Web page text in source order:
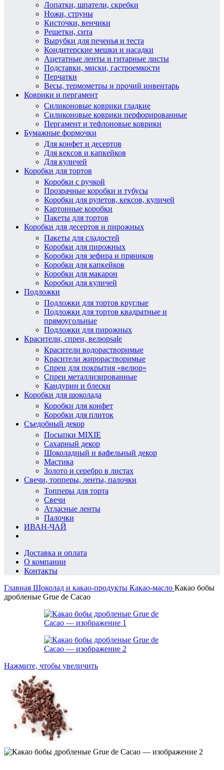
Лопатки, шпатели, скребки
Ножи, струны
Кисточки, венчики
Решетки, сита
Вырубки для печенья и теста
Кондитерские мешки и насадки
Ацетатные ленты и гитарные листы
Подставки, миски, гастроемкости
Перчатки
Весы, термометры и прочий инвентарь
Коврики и пергамент
Силиконовые коврики гладкие
Силиконовые коврики перфорированные
Пергамент и тефлоновые коврики
Бумажные формочки
Для конфет и десертов
Для кексов и капкейков
Для куличей
Коробки для тортов
Коробки с ручкой
Прозрачные коробки и тубусы
Коробки для рулетов, кексов, куличей
Картонные коробки
Пакеты для тортов
Коробки для десертов и пирожных
Пакеты для сладостей
Коробки для пирожных
Коробки для зефира и пряников
Коробки для капкейков
Коробки для макарон
Коробки для куличей
Подложки
Подложки для тортов круглые
Подложки для тортов квадратные и
прямоугольные
Подложки для пирожных
Красители, спреи, велюрsale
Красители водорастворимые
Красители жирорастворимые
Спреи для покрытия «велюр»
Спреи металлизированные
Кандурин и блески
Коробки для шоколада
Коробки для конфет
Коробки для плиток
Съедобный декор
Посыпки MIXIE
Сахарный декор
Шоколадный и вафельный декор
Мастика
Золото и серебро в листах
Свечи, топперы, ленты, палочки
Топперы для торта
Свечи
Атласные ленты
Палочки
ИВАН-ЧАЙ
Доставка и оплата
О компании
Контакты
Главная Шоколад и какао-продукты Какао-масло Какао бобы
дробленые Grue de Cacao
Нажмите, чтобы увеличить